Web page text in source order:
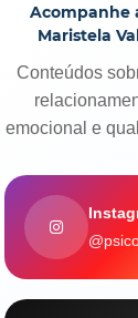
Acompanhe
Maristela
Conteúdos
emocional e